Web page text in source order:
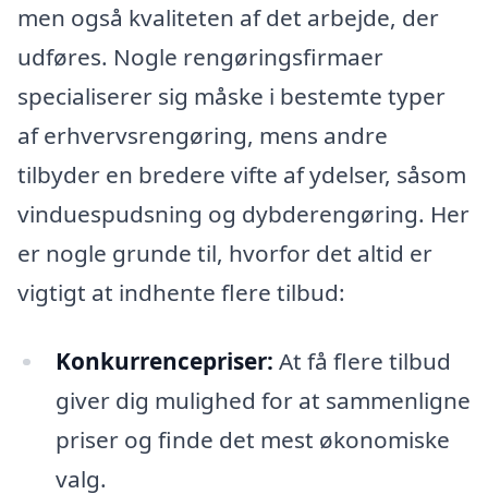
men også kvaliteten af det arbejde, der
udføres. Nogle rengøringsfirmaer
specialiserer sig måske i bestemte typer
af erhvervsrengøring, mens andre
tilbyder en bredere vifte af ydelser, såsom
vinduespudsning og dybderengøring. Her
er nogle grunde til, hvorfor det altid er
vigtigt at indhente flere tilbud:
Konkurrencepriser: At få flere tilbud
giver dig mulighed for at sammenligne
priser og finde det mest økonomiske
valg.